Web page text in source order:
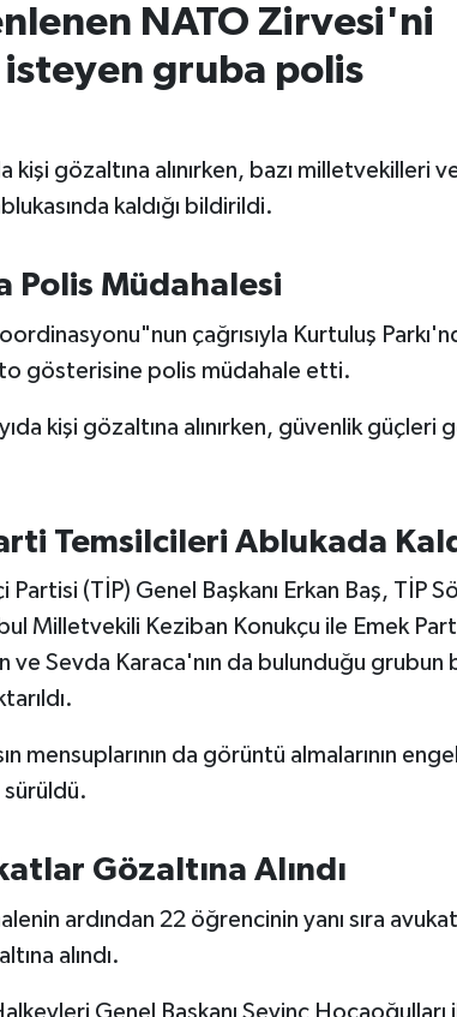
NATO Zirvesi'ni
gruba polis
kişi gözaltına alınırken, bazı milletvekilleri
kaldığı bildirildi.
Polis Müdahalesi
çağrısıyla Kurtuluş
gösterisine polis müdahale etti.
kişi gözaltına alınırken, güvenlik güçleri
Temsilcileri Ablukada
Partisi (TİP) Genel Başkanı Erkan Baş, TİP
Milletvekili Keziban Konukçu ile Emek
ve Sevda Karaca'nın da bulunduğu grubun
mensuplarının da görüntü almalarının
sürüldü.
Gözaltına Alındı
ardından 22 öğrencinin yanı sıra
alındı.
Genel Başkanı Sevinç Hocaoğulları